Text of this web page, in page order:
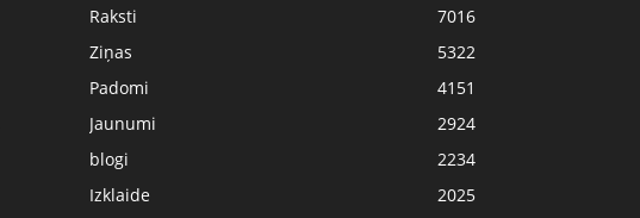
Raksti
7016
Ziņas
5322
Padomi
4151
Jaunumi
2924
blogi
2234
Izklaide
2025